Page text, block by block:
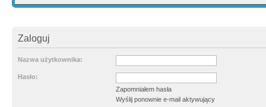
Zaloguj
Nazwa użytkownika:
Hasło:
Zapomniałem hasła
Wyślij ponownie e-mail aktywujący